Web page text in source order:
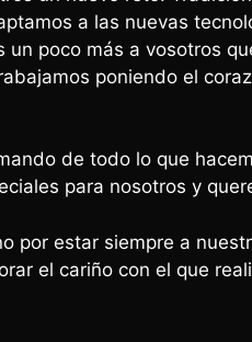
a las nuevas
un poco más a vosotros
poniendo el
de todo lo que
para nosotros y
por estar siempre a
el cariño con el que